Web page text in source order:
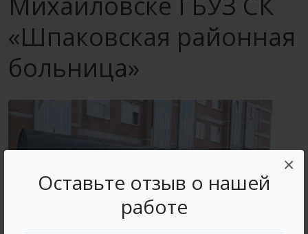
Оставьте отзыв о нашей
работе
×
«Шпаковская районная
больница»